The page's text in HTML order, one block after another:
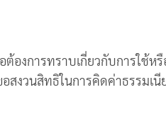
องการทราบเกี่ยวกับการใ
งวนสิทธิในการคิดค่าธรรมเ